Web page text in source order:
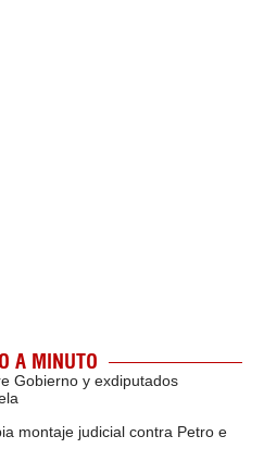
A MINUTO
Gobierno y exdiputados
montaje judicial contra Petro e